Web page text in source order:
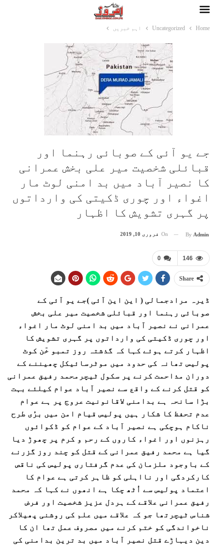
Home
Uncategorized اہم خبریں
جے یو آئی کے صوبائی رہنما اور
قبائلی شخصیت میر علی بخش عمرانی
کا نصیر آباد میں بد امنی لوٹ مار
اغواء اور چوری ڈکیتی کی وارداتوں
پر گہری تشویش کا اظہار
By Admin
On فروری 10, 2019
0 146
Share
ڈیرہ مرادجمالی ( این این آئی )جے یو آئی کے
صوبائی رہنما اور قبائلی شخصیت میر علی بخش
عمرانی نے نصیر آباد میں بد امنی لوٹ مار اغواء
اور چوری ڈکیتی کی وارداتوں پر گہری تشویش کا
اظہار کرتے ہوئے کہا کہ گذشتہ روز تمبو خٓن کوٹ
پولیس تھانہ کی حدود میں موٹرسائیکل چھیننے کے
دوران مذاحمت کرنے پر سکول ٹیچرمحمد رفیق عمرانی
کو قتل کرنے کے واقع سے نصیر آباد عوام کیلئے بہت
بڑا سانحہ ہے بدامنی لاقانونیت عروج پر ہے عوام
عدم تحفظ کا شکار ہیں پولیس قیام امن میں برُی طرح
ناکام ہوچکی ہے نصیر آباد کے عوام کو ڈکوائوں
رہزنوں اور اغواء کاروں کے رحم و کرم پر چھوڑ دیا
گیا ہے محمد رفیق عمرانی کے قتل کو چند روز گزرنے
کے باوجود ملزمان کی عدم گرفتاری پولیس کی ناقص
کارکردگی اور نااہلی کو ظاہر کرتی ہے عوام کا
اعتماد پولیس سے اُٹھ چکا ہے انھوں نے کہا کہ محمد
رفیق عمرانی علاقے کے ہردل عزیز شخصیت اور فرض
شناس ٹیچرتھا جو کہ علاقے میں علم کی روشنی پھیلاکر
ناخواندگی کو ختم کرنے میں مصروف عمل تھا ان کا
دین دیہاڑے قتل نصیر آباد میں بد ترین بدامنی کی